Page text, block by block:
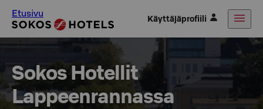
Etusivu Käyttäjäprofiili
Sokos Hotellit
Lappeenrannassa